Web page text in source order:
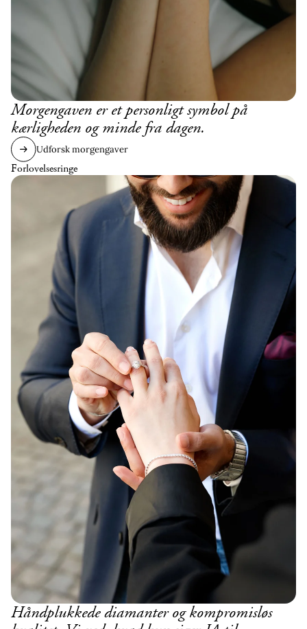
Morgengaven er et personligt symbol på
kærligheden og minde fra dagen.
Udforsk morgengaver
Forlovelsesringe
Håndplukkede diamanter og kompromisløs